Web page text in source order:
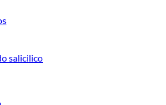
salicilico